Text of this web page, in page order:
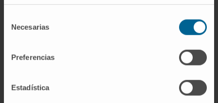
Necesarias
Preferencias
Estadística
la recidiva también puede ser manejada con
La recidiva también tiene implicaciones en la
psicológico, la atención paliativa y la gestión